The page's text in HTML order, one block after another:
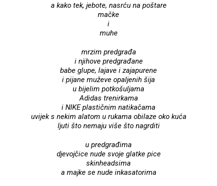
a kako tek, jebote, nasrću na poštare
mačke
i
muhe
mrzim predgrađa
i njihove predgrađane
babe glupe, lajave i zajapurene
i pijane muževe opaljenih šija
u bijelim potkošuljama
Adidas trenirkama
i NIKE plastičnim natikačama
uvijek s nekim alatom u rukama obilaze oko kuća
ljuti što nemaju više što nagrditi
u predgrađima
djevojčice nude svoje glatke pice
skinheadsima
a majke se nude inkasatorima